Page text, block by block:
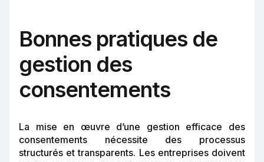
Bonnes pratiques de
gestion des
consentements
La mise en œuvre d’une gestion efficace des
consentements nécessite des processus
structurés et transparents. Les entreprises doivent